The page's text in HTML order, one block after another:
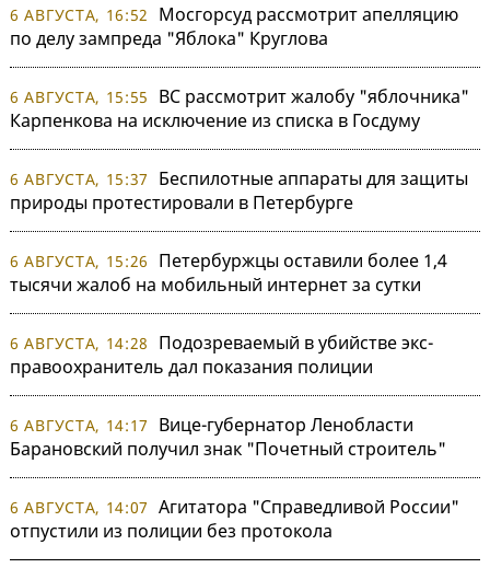
6 АВГУСТА, 16:52
Мосгорсуд рассмотрит апелляцию
по делу зампреда "Яблока" Круглова
6 АВГУСТА, 15:55
ВС рассмотрит жалобу "яблочника"
Карпенкова на исключение из списка в Госдуму
6 АВГУСТА, 15:37
Беспилотные аппараты для защиты
природы протестировали в Петербурге
6 АВГУСТА, 15:26
Петербуржцы оставили более 1,4
тысячи жалоб на мобильный интернет за сутки
6 АВГУСТА, 14:28
Подозреваемый в убийстве экс-
правоохранитель дал показания полиции
6 АВГУСТА, 14:17
Вице-губернатор Ленобласти
Барановский получил знак "Почетный строитель"
6 АВГУСТА, 14:07 Агитатора "Справедливой России"
отпустили из полиции без протокола